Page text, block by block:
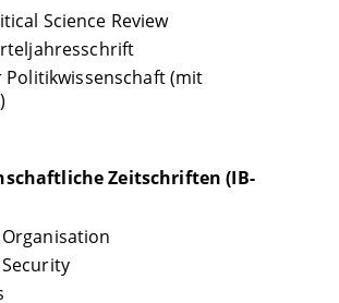
Science Review
(mit
Zeitschriften (IB-